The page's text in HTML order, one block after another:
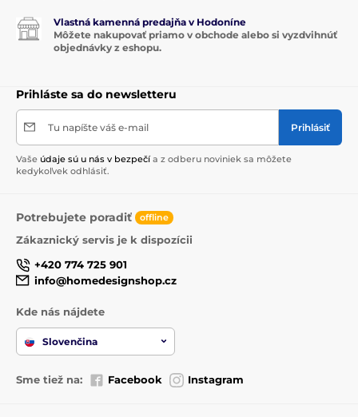
Vlastná kamenná predajňa v Hodoníne
Môžete nakupovať priamo v obchode alebo si vyzdvihnúť
objednávky z eshopu.
Prihláste sa do newsletteru
Tu napíšte váš e-mail Prihlásiť
Vaše údaje sú u nás v bezpečí a z odberu noviniek sa môžete
kedykoľvek odhlásiť.
Potrebujete poradiť offline
Zákaznický servis je k dispozícii
+420 774 725 901
info@homedesignshop.cz
Kde nás nájdete
Slovenčina
Sme tiež na: Facebook Instagram